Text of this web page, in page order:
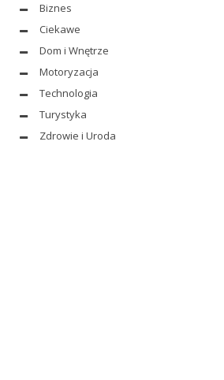
Biznes
Ciekawe
Dom i Wnętrze
Motoryzacja
Technologia
Turystyka
Zdrowie i Uroda